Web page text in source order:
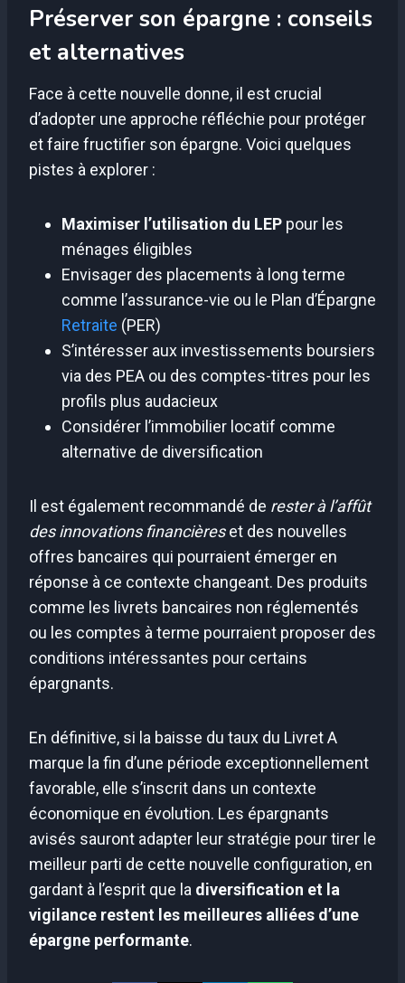
Préserver son épargne : conseils
et alternatives
Face à cette nouvelle donne, il est crucial
d’adopter une approche réfléchie pour protéger
et faire fructifier son épargne. Voici quelques
pistes à explorer :
Maximiser l’utilisation du LEP pour les
ménages éligibles
Envisager des placements à long terme
comme l’assurance-vie ou le Plan d’Épargne
Retraite (PER)
S’intéresser aux investissements boursiers
via des PEA ou des comptes-titres pour les
profils plus audacieux
Considérer l’immobilier locatif comme
alternative de diversification
Il est également recommandé de rester à l’affût
des innovations financièreset des nouvelles
offres bancaires qui pourraient émerger en
réponse à ce contexte changeant. Des produits
comme les livrets bancaires non réglementés
ou les comptes à terme pourraient proposer des
conditions intéressantes pour certains
épargnants.
En définitive, si la baisse du taux du Livret A
marque la fin d’une période exceptionnellement
favorable, elle s’inscrit dans un contexte
économique en évolution. Les épargnants
avisés sauront adapter leur stratégie pour tirer le
meilleur parti de cette nouvelle configuration, en
gardant à l’esprit que la diversification et la
vigilance restent les meilleures alliées d’une
épargne performante.